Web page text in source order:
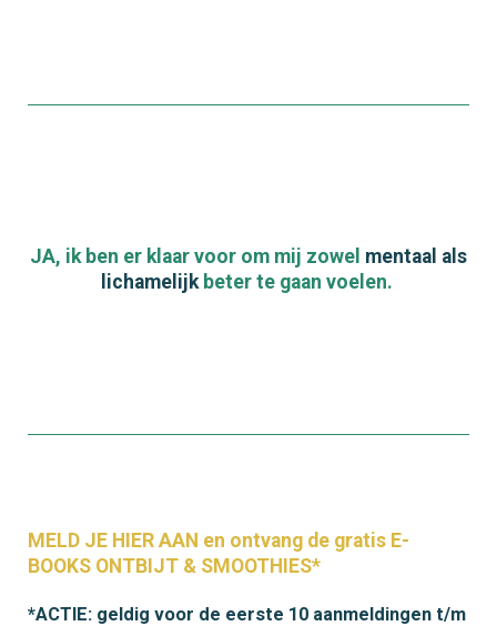
JA, ik ben er klaar voor om mij zowel mentaal als
lichamelijk beter te gaan voelen.
MELD JE HIER AAN en ontvang de gratis E-
BOOKS ONTBIJT & SMOOTHIES*
*ACTIE: geldig voor de eerste 10 aanmeldingen t/m